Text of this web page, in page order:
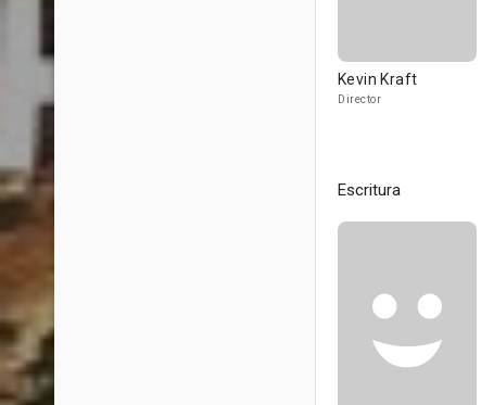
Kevin Kraft
Director
Escritura